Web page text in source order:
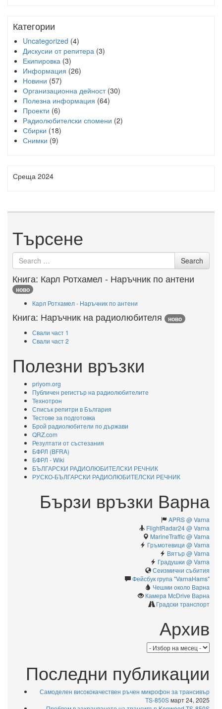
Категории
Uncategorized (4)
Дискусии от репитера (3)
Екипировка (3)
Информация (26)
Новини (57)
Организационна дейност(30)
Полезна информация (64)
Проекти (6)
Радиолюбителски спомени (2)
Сбирки (18)
Снимки (9)
Среща 2024
Търсене
Search
for
Search
Книга: Карл Ротхамел - Наръчник по антени
ново
Карл Ротхамел - Наръчник по антени
Книга: Наръчник на радиолюбителя ново
Свали част 1
Свали част 2
Полезни връзки
priyom.org
Публичен регистър на радиолюбителите
Технотрон
Списък репитри в България
Тестове за подготовка
Брой радиолюбители по държави
QRZ.com
Резултати от състезания
БФРЛ (BFRA)
БФРЛ - Wiki
БЪЛГАРСКИ РАДИОЛЮБИТЕЛСКИ РЕЧНИК
РУСКО-БЪЛГАРСКИ РАДИОЛЮБИТЕЛСКИ РЕЧНИК
Бързи връзки Варна
APRS @ Varna
FlightRadar24 @ Varna
MarineTraffic @ Varna
Гръмотевици @ Varna
Вятър @ Varna
Градушки @ Varna
Сеизмични събития
Фейсбук група "VarnaHams"
Чешми около Варна
Камерa McDrive Варна
Градски транспорт
Архив
Архив
Последни публикации
Самоделен висококачествен ръчен микрофон за трансивър
TS-850Sмарт 24, 2025